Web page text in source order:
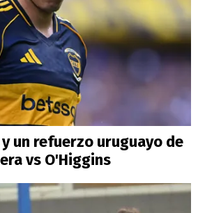
un refuerzo uruguayo de
vs O'Higgins